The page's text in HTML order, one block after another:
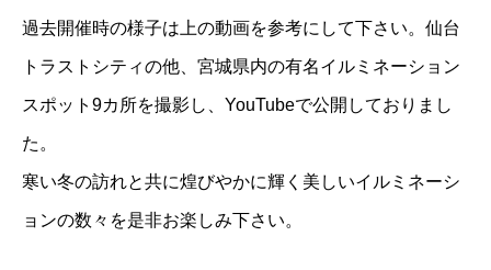
過去開催時の様子は上の動画を参考にして下さい。仙台
トラストシティの他、宮城県内の有名イルミネーション
スポット9カ所を撮影し、YouTubeで公開しておりまし
た。
寒い冬の訪れと共に煌びやかに輝く美しいイルミネーシ
ョンの数々を是非お楽しみ下さい。